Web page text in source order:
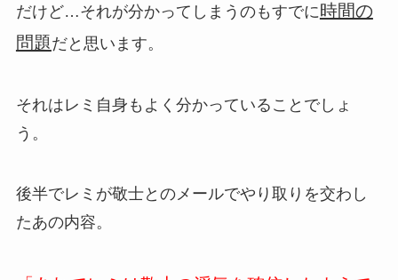
だけど…それが分かってしまうのもすでに時間の
問題だと思います。
それはレミ自身もよく分かっていることでしょ
う。
後半でレミが敬士とのメールでやり取りを交わし
たあの内容。